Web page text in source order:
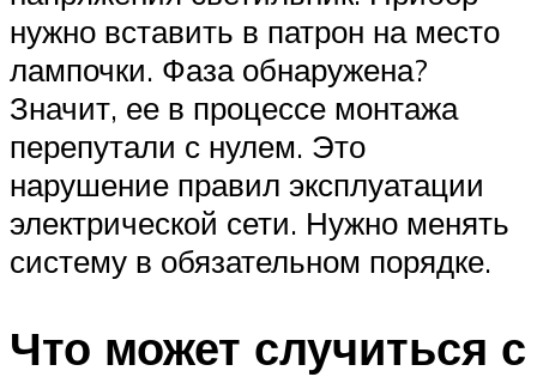
нужно вставить в патрон на место
лампочки. Фаза обнаружена?
Значит, ее в процессе монтажа
перепутали с нулем. Это
нарушение правил эксплуатации
электрической сети. Нужно менять
систему в обязательном порядке.
Что может случиться с